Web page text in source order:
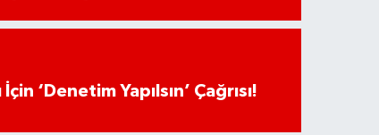
‘Denetim Yapılsın’ Çağrısı!